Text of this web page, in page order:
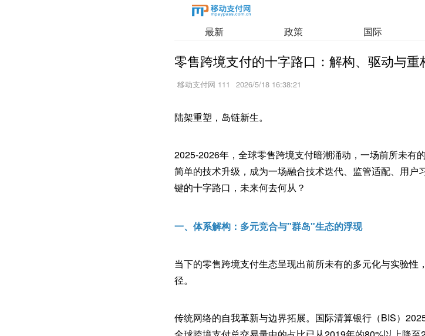
最新 政策 国际
零售跨境支付的十字路口：解构、驱动与重
移动支付网 111 2026/5/18 16:38:21
陆架重塑，岛链新生。
2025-2026年，全球零售跨境支付暗潮涌动，一场前所未有
简单的技术升级，成为一场融合技术迭代、监管适配、用
键的十字路口，未来何去何从？
一、体系解构：多元竞合与"群岛"生态的浮现
当下的零售跨境支付生态呈现出前所未有的多元化与实验
径。
传统网络的自我革新与边界拓展。国际清算银行（BIS）